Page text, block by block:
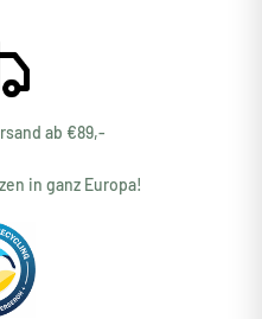
ab €89,-
in ganz Europa!